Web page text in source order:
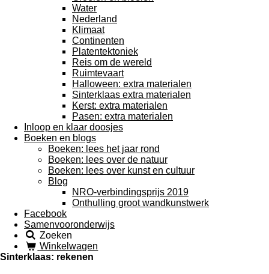
Water
Nederland
Klimaat
Continenten
Platentektoniek
Reis om de wereld
Ruimtevaart
Halloween: extra materialen
Sinterklaas extra materialen
Kerst: extra materialen
Pasen: extra materialen
Inloop en klaar doosjes
Boeken en blogs
Boeken: lees het jaar rond
Boeken: lees over de natuur
Boeken: lees over kunst en cultuur
Blog
NRO-verbindingsprijs 2019
Onthulling groot wandkunstwerk
Facebook
Samenvooronderwijs
Zoeken
Winkelwagen
Sinterklaas: rekenen